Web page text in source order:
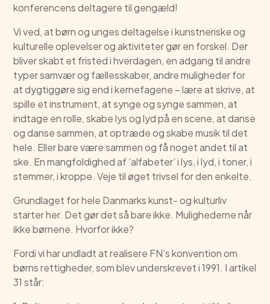
konferencens deltagere til gengæld!
Vi ved, at børn og unges deltagelse i kunstneriske og
kulturelle oplevelser og aktiviteter gør en forskel. Der
bliver skabt et fristed i hverdagen, en adgang til andre
typer samvær og fællesskaber, andre muligheder for
at dygtiggøre sig end i kernefagene – lære at skrive, at
spille et instrument, at synge og synge sammen, at
indtage en rolle, skabe lys og lyd på en scene, at danse
og danse sammen, at optræde og skabe musik til det
hele. Eller bare være sammen og få noget andet til at
ske. En mangfoldighed af ’alfabeter’ i lys, i lyd, i toner, i
stemmer, i kroppe. Veje til øget trivsel for den enkelte.
Grundlaget for hele Danmarks kunst- og kulturliv
starter her. Det gør det så bare ikke. Mulighederne når
ikke børnene. Hvorfor ikke?
Fordi vi har undladt at realisere FN’s konvention om
børns rettigheder, som blev underskrevet i 1991. I artikel
31 står: